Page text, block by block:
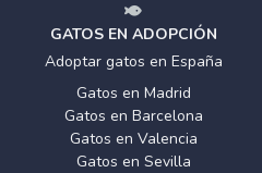
GATOS EN ADOPCIÓN
Adoptar gatos en España
Gatos en Madrid
Gatos en Barcelona
Gatos en Valencia
Gatos en Sevilla